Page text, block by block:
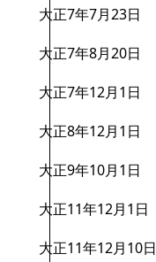
大正7年7月23日
大正7年8月20日
大正7年12月1日
大正8年12月1日
大正9年10月1日
大正11年12月1日
大正11年12月10日